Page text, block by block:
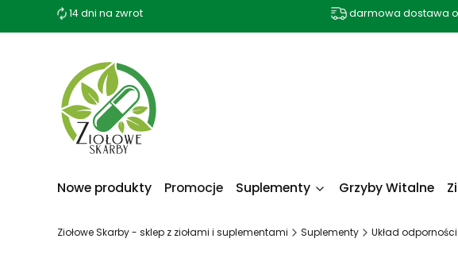
14 dni na zwrot darmowa dostawa
Nowe produkty Promocje Suplementy Grzyby Witalne
Ziołowe Skarby - sklep z ziołami i suplementami Suplementy Układ